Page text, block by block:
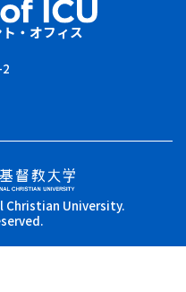
・オフィス
University.